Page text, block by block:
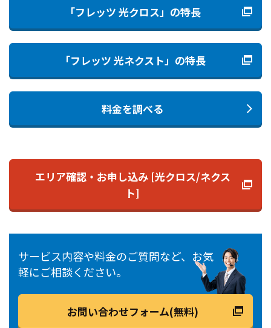
「フレッツ 光クロス」の特長
「フレッツ 光ネクスト」の特長
料金を調べる
エリア確認・お申し込み [光クロス/ネクス
ト]
サービス内容や料金のご質問など、お気
軽にご相談ください。
お問い合わせフォーム(無料)